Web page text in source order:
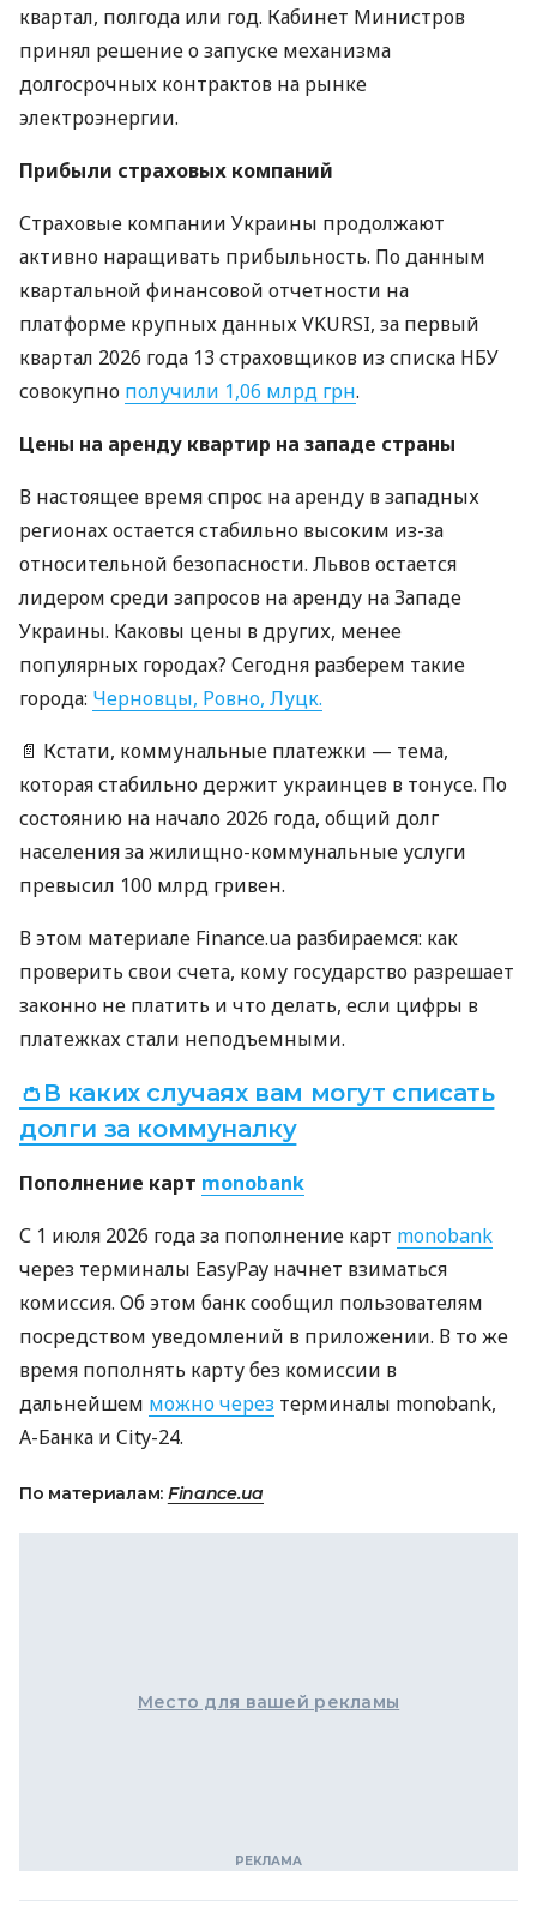
квартал, полгода или год. Кабинет Министров
принял решение о запуске механизма
долгосрочных контрактов на рынке
электроэнергии.
Прибыли страховых компаний
Страховые компании Украины продолжают
активно наращивать прибыльность. По данным
квартальной финансовой отчетности на
платформе крупных данных VKURSI, за первый
квартал 2026 года 13 страховщиков из списка НБУ
совокупно получили 1,06 млрд грн.
Цены на аренду квартир на западе страны
В настоящее время спрос на аренду в западных
регионах остается стабильно высоким из-за
относительной безопасности. Львов остается
лидером среди запросов на аренду на Западе
Украины. Каковы цены в других, менее
популярных городах? Сегодня разберем такие
города: Черновцы, Ровно, Луцк.
📄 Кстати, коммунальные платежки — тема,
которая стабильно держит украинцев в тонусе. По
состоянию на начало 2026 года, общий долг
населения за жилищно-коммунальные услуги
превысил 100 млрд гривен.
В этом материале Finance.ua разбираемся: как
проверить свои счета, кому государство разрешает
законно не платить и что делать, если цифры в
платежках стали неподъемными.
👛В каких случаях вам могут списать
долги за коммуналку
Пополнение карт monobank
С 1 июля 2026 года за пополнение карт monobank
через терминалы EasyPay начнет взиматься
комиссия. Об этом банк сообщил пользователям
посредством уведомлений в приложении. В то же
время пополнять карту без комиссии в
дальнейшем можно через терминалы monobank,
А-Банка и City-24.
По материалам: Finance.ua
Место для вашей рекламы